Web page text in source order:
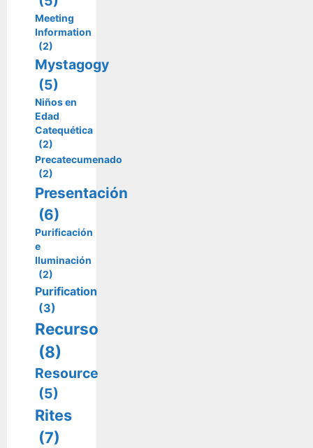
Meeting
Information
(2)
Mystagogy
(5)
Niños en
Edad
Catequética
(2)
Precatecumenado
(2)
Presentación
(6)
Purificación
e
Iluminación
(2)
Purification
(3)
Recurso
(8)
Resource
(5)
Rites
(7)